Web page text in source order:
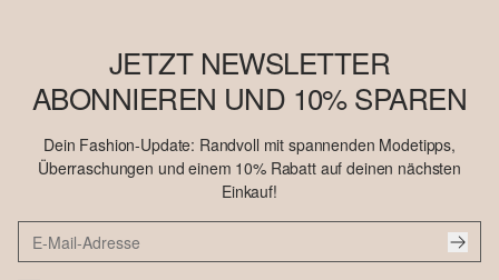
JETZT NEWSLETTER
ABONNIEREN UND 10% SPAREN
Dein Fashion-Update: Randvoll mit spannenden Modetipps,
Überraschungen und einem 10% Rabatt auf deinen nächsten
Einkauf!